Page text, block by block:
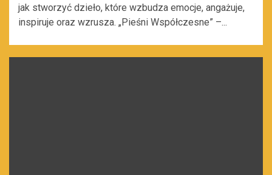
jak stworzyć dzieło, które wzbudza emocje, angażuje,
inspiruje oraz wzrusza. „Pieśni Współczesne” –...